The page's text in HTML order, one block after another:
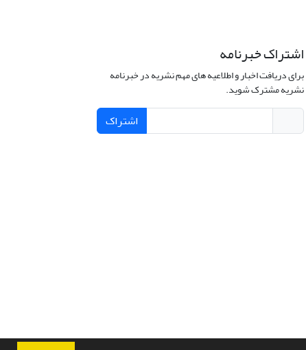
اشتراک خبرنامه
برای دریافت اخبار و اطلاعیه های مهم نشریه در خبرنامه
نشریه مشترک شوید.
اشتراک